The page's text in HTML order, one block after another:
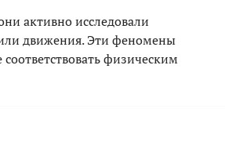
активно исследовали
движения. Эти феномены
физическим